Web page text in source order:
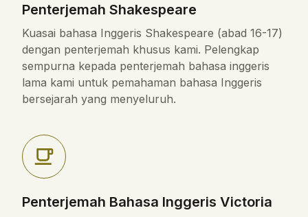
Penterjemah Shakespeare
Kuasai bahasa Inggeris Shakespeare (abad 16-17)
dengan penterjemah khusus kami. Pelengkap
sempurna kepada penterjemah bahasa inggeris
lama kami untuk pemahaman bahasa Inggeris
bersejarah yang menyeluruh.
Penterjemah Bahasa Inggeris Victoria